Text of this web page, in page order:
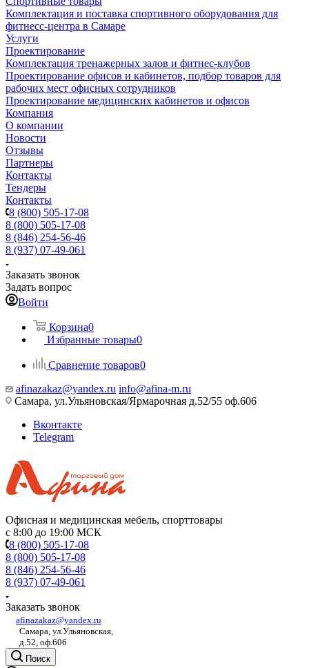
Комплектация и поставка спортивного оборудования для
фитнесс-центра в Самаре
Услуги
Проектирование
Комплектация тренажерных залов и фитнес-клубов
Проектирование офисов и кабинетов, подбор товаров для
рабочих мест офисных сотрудников
Проектирование медицинских кабинетов и офисов
Компания
О компании
Новости
Отзывы
Партнеры
Контакты
Тендеры
Контакты
8 (800) 505-17-08
8 (800) 505-17-08
8 (846) 254-56-46
8 (937) 07-49-061
Заказать звонок
Задать вопрос
Войти
Корзина0
Избранные товары0
Сравнение товаров0
afinazakaz@yandex.ru info@afina-m.ru
Самара, ул.Ульяновская/Ярмарочная д.52/55 оф.606
Вконтакте
Telegram
Офисная и медицинская мебель, спорттовары
с 8:00 до 19:00 МСК
8 (800) 505-17-08
8 (800) 505-17-08
8 (846) 254-56-46
8 (937) 07-49-061
Заказать звонок
afinazakaz@yandex.ru
Самара, ул.Ульяновская,
д.52, оф.606
Поиск